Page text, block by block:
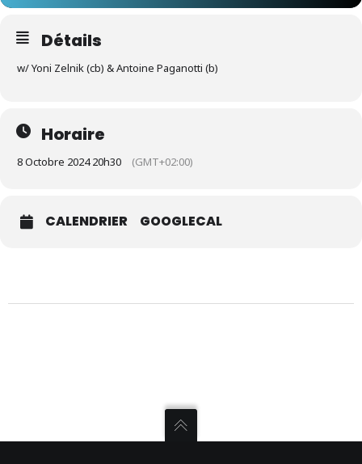
Détails
w/ Yoni Zelnik (cb) & Antoine Paganotti (b)
Horaire
8 Octobre 2024 20h30 (GMT+02:00)
CALENDRIER GOOGLECAL